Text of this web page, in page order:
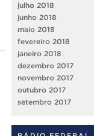
julho 2018
junho 2018
maio 2018
fevereiro 2018
janeiro 2018
dezembro 2017
novembro 2017
outubro 2017
setembro 2017